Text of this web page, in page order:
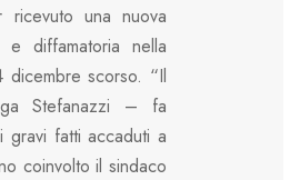
ricevuto una nuova
e diffamatoria nella
dicembre scorso. “Il
Stefanazzi – fa
gravi fatti accaduti a
coinvolto il sindaco